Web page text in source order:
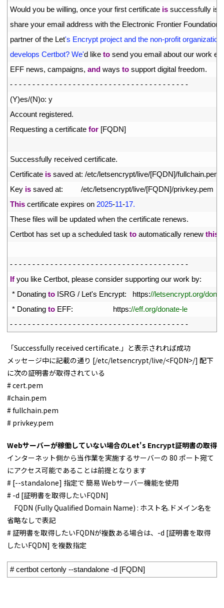
Would you be willing, once your first certificate is successfully
share your email address with the Electronic Frontier Foundation
partner of the Let's Encrypt project and the non-profit organization
develops Certbot? We'd like to send you email about our work
EFF news, campaigns, and ways to support digital freedom.
- - - - - - - - - - - - - - - - - - - - - - - - - - - - - - - - - - - - - - - -
(Y)es/(N)o: y
Account registered.
Requesting a certificate for [FQDN]
Successfully received certificate.
Certificate is saved at: /etc/letsencrypt/live/[FQDN]/fullchain.pem
Key is saved at: /etc/letsencrypt/live/[FQDN]/privkey.pem
This certificate expires on 2025-11-17.
These files will be updated when the certificate renews.
Certbot has set up a scheduled task to automatically renew this
- - - - - - - - - - - - - - - - - - - - - - - - - - - - - - - - - - - - - - - -
If you like Certbot, please consider supporting our work by:
* Donating to ISRG / Let's Encrypt: https://letsencrypt.org/
* Donating to EFF: https://eff.org/donate-le
- - - - - - - - - - - - - - - - - - - - - - - - - - - - - - - - - - - - - - - -
「Successfully received certificate.」と表示されれば成功
メッセージ中に記載の通り [/etc/letsencrypt/live/<FQDN>/] 配下
に次の証明書が取得されている
# cert.pem
#chain.pem
# fullchain.pem
# privkey.pem
Webサーバーが稼働していない場合のLet's Encrypt証明書の取得
インターネット側から当作業を実施するサーバーの 80 ポート宛て
にアクセス可能であることは前提となります
# [--standalone] 指定で 簡易 Webサーバー機能を使用
# -d [証明書を取得したいFQDN]
FQDN (Fully Qualified Domain Name) : ホスト名.ドメイン名を
省略なしで表記
# 証明書を取得したいFQDNが複数ある場合は、-d [証明書を取得
したいFQDN] を複数指定
# certbot certonly --standalone -d [FQDN]